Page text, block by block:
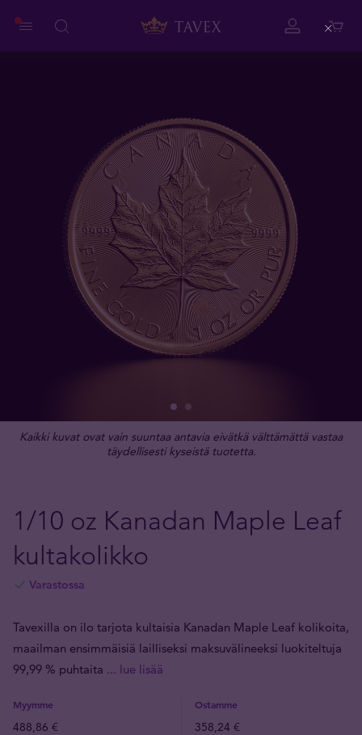
Kaikki kuvat ovat vain suuntaa antavia eivätkä välttämättä vastaa
täydellisesti kyseistä tuotetta.
1/10 oz Kanadan Maple Leaf
kultakolikko
Varastossa
Tavexilla on ilo tarjota kultaisia Kanadan Maple Leaf kolikoita,
maailman ensimmäisiä lailliseksi maksuvälineeksi luokiteltuja
99,99 % puhtaita ... lue lisää
Myymme Ostamme
488,86 € 358,24 €
Close